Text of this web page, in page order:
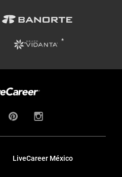
LiveCareer México